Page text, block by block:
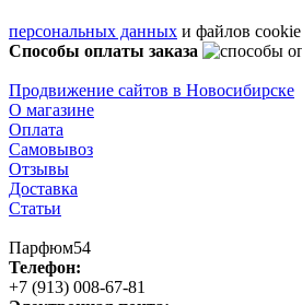
персональных данных и файлов cookie
Способы оплаты заказа
Продвижение сайтов в Новосибирске
О магазине
Оплата
Самовывоз
Отзывы
Доставка
Статьи
Парфюм54
Телефон:
+7 (913) 008-67-81